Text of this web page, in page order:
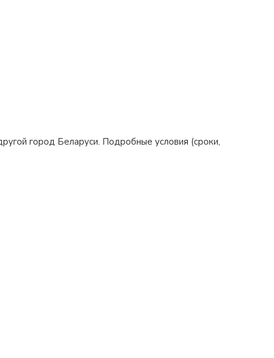
город Беларуси. Подробные условия (сроки,